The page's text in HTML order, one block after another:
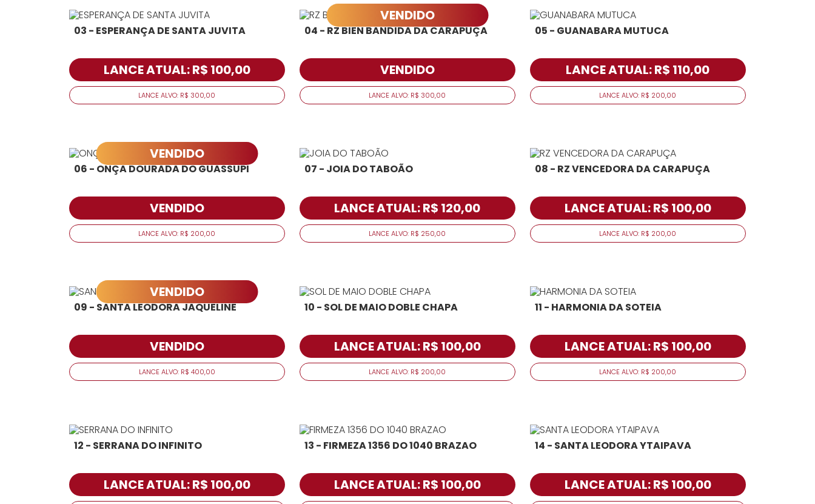
03 - ESPERANÇA DE SANTA JUVITA
LANCE ATUAL: R$ 100,00
LANCE ALVO: R$ 300,00
VENDIDO
04 - RZ BIEN BANDIDA DA CARAPUÇA
VENDIDO
LANCE ALVO: R$ 300,00
05 - GUANABARA MUTUCA
LANCE ATUAL: R$ 110,00
LANCE ALVO: R$ 200,00
VENDIDO
06 - ONÇA DOURADA DO GUASSUPI
VENDIDO
LANCE ALVO: R$ 200,00
07 - JOIA DO TABOÃO
LANCE ATUAL: R$ 120,00
LANCE ALVO: R$ 250,00
08 - RZ VENCEDORA DA CARAPUÇA
LANCE ATUAL: R$ 100,00
LANCE ALVO: R$ 200,00
VENDIDO
09 - SANTA LEODORA JAQUELINE
VENDIDO
LANCE ALVO: R$ 400,00
10 - SOL DE MAIO DOBLE CHAPA
LANCE ATUAL: R$ 100,00
LANCE ALVO: R$ 200,00
11 - HARMONIA DA SOTEIA
LANCE ATUAL: R$ 100,00
LANCE ALVO: R$ 200,00
12 - SERRANA DO INFINITO
LANCE ATUAL: R$ 100,00
13 - FIRMEZA 1356 DO 1040 BRAZAO
LANCE ATUAL: R$ 100,00
14 - SANTA LEODORA YTAIPAVA
LANCE ATUAL: R$ 100,00